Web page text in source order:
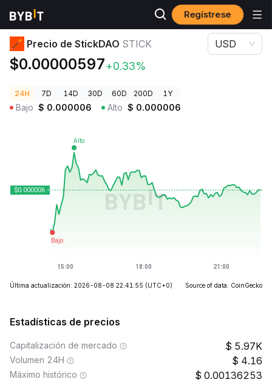
Regístrese
Precios de Criptomonedas Precio de StickDAO STICK
Precio de StickDAO STICK
$0.00000597+0.33%
USD
24H 7D 14D 30D 60D 200D 1Y
Bajo $ 0.000006 Alto $ 0.000006
Última actualización: 2026-08-08 22:41:55 (UTC+0) Source of data: CoinGecko
Estadísticas de precios
Capitalización de mercado 5.97K
Volumen 24H 4.16
Máximo histórico 0.00136253